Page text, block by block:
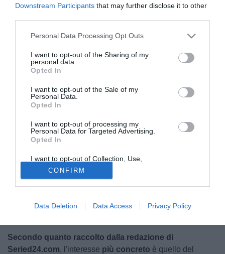
Downstream Participants that may further disclose it to other
Personal Data Processing Opt Outs
I want to opt-out of the Sharing of my
personal data.
Opted In
I want to opt-out of the Sale of my
Personal Data.
Opted In
I want to opt-out of processing my
Personal Data for Targeted Advertising.
Opted In
I want to opt-out of Collection, Use,
Retention, Sale, and/or Sharing of my
Personal Data that Is Unrelated with the
Purposes for which it was collected.
Opted Out
CONFIRM
Data Deletion Data Access Privacy Policy
protagonisti della vittoriadelgirone B di Serie D
parte dellaFolgore Caratese
Eneo Gjonaj, che ha centrato la doppia cifra
apporto offensivo, in termini di gol e non solo, è stato
grande aiutoper la squadra allenata da
e su di lui c'è già l'interesse di diversi top club di Serie
Secondo quanto raccolto dalla redazione di
Seried24.com, l'interesse più concreto è quello del